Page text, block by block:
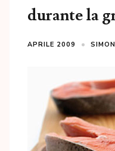
durante la
APRILE 2009